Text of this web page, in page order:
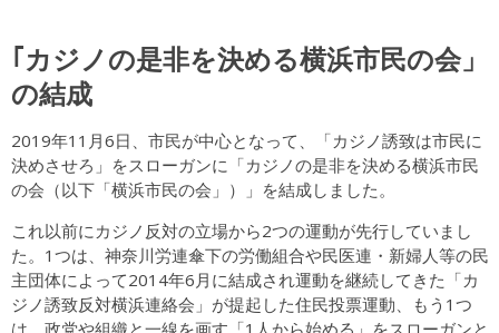
｢カジノの是非を決める横浜市民の会」
の結成
2019年11月6日、市民が中心となって、「カジノ誘致は市民に
決めさせろ」をスローガンに「カジノの是非を決める横浜市民
の会（以下「横浜市民の会」）」を結成しました。
これ以前にカジノ反対の立場から2つの運動が先行していまし
た。1つは、神奈川労連傘下の労働組合や民医連・新婦人等の民
主団体によって2014年6月に結成され運動を継続してきた「カ
ジノ誘致反対横浜連絡会」が提起した住民投票運動、もう1つ
は、政党や組織と一線を画す「1人から始める」をスローガンと